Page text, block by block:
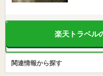
楽天トラベル
関連情報から探す